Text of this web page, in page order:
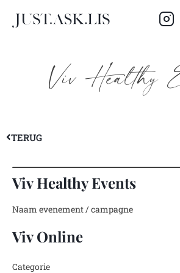
Viv Healthy
TERUG
Viv Healthy Events
Naam evenement / campagne
Viv Online
Categorie